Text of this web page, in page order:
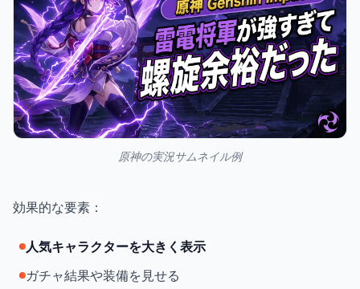
原神の実況サムネイル例
効果的な要素：
人気キャラクターを大きく表示
ガチャ結果や装備を見せる